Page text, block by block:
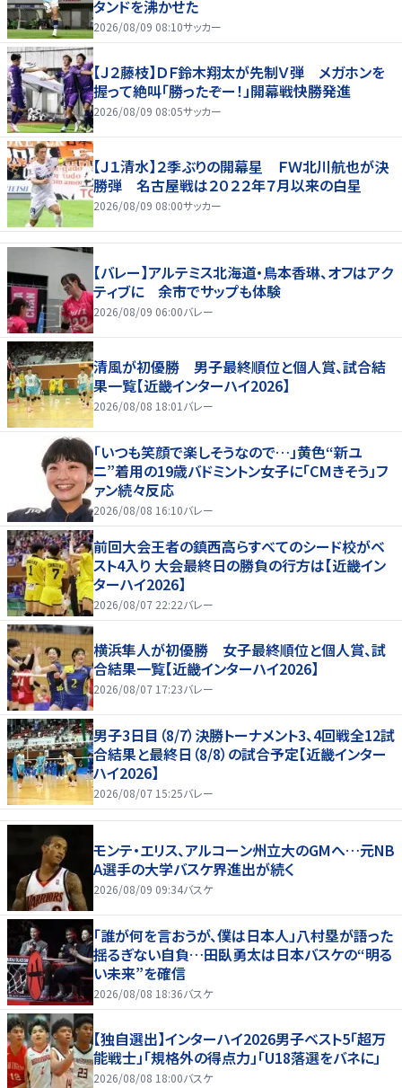
タンドを沸かせた
2026/08/09 08:10サッカー
【Ｊ２藤枝】ＤＦ鈴木翔太が先制Ｖ弾 メガホンを
握って絶叫「勝ったぞー！」開幕戦快勝発進
2026/08/09 08:05サッカー
【Ｊ１清水】２季ぶりの開幕星 ＦＷ北川航也が決
勝弾 名古屋戦は２０２２年７月以来の白星
2026/08/09 08:00サッカー
【バレー】アルテミス北海道・鳥本香琳、オフはアク
ティブに 余市でサップも体験
2026/08/09 06:00バレー
清風が初優勝 男子最終順位と個人賞、試合結
果一覧【近畿インターハイ2026】
2026/08/08 18:01 バレー
「いつも笑顔で楽しそうなので…」黄色“新ユ
ニ”着用の19歳バドミントン女子に「CMきそう」フ
ァン続々反応
2026/08/08 16:10バレー
前回大会王者の鎮西高らすべてのシード校がベ
スト4入り 大会最終日の勝負の行方は【近畿イン
ターハイ2026】
2026/08/07 22:22バレー
横浜隼人が初優勝 女子最終順位と個人賞、試
合結果一覧【近畿インターハイ2026】
2026/08/07 17:23バレー
男子3日目（8/7）決勝トーナメント3、4回戦全12試
合結果と最終日（8/8）の試合予定【近畿インター
ハイ2026】
2026/08/07 15:25バレー
モンテ・エリス、アルコーン州立大のGMへ…元NB
A選手の大学バスケ界進出が続く
2026/08/09 09:34バスケ
「誰が何を言おうが、僕は日本人」八村塁が語った
揺るぎない自負…田臥勇太は日本バスケの“明る
い未来”を確信
2026/08/08 18:36バスケ
【独自選出】インターハイ2026男子ベスト5「超万
能戦士」「規格外の得点力」「U18落選をバネに」
2026/08/08 18:00バスケ